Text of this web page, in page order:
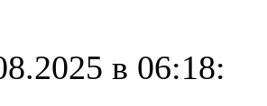
в 06:18: